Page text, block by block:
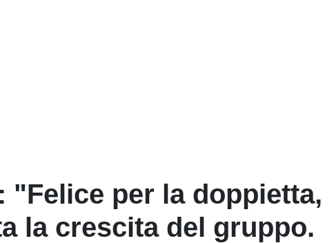
"Felice per la doppietta,
la crescita del gruppo.